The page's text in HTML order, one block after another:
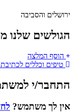
ירושלים והסביבה
הגולשים שלנו
הוסף המלצה
טיפים וכללים
התחבר/י
אין לך משתמש?